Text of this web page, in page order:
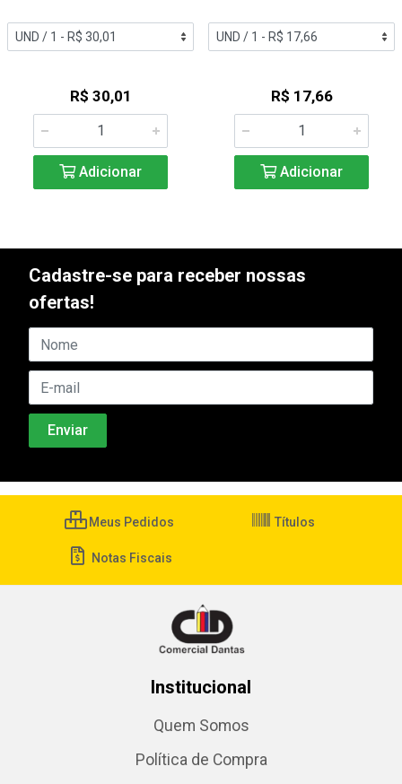
R$ 30,01
Adicionar
R$ 17,66
Adicionar
Cadastre-se para receber nossas
ofertas!
Meus Pedidos Títulos
Notas Fiscais
Institucional
Quem Somos
Política de Compra